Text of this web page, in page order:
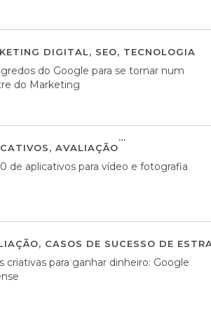
DIGITAL, SEO, TECNOLOGIA
do Google para se tornar num
do Marketing
, AVALIAÇÃO
de aplicativos para vídeo e fotografia
, CASOS DE SUCESSO DE
criativas para ganhar dinheiro: Google